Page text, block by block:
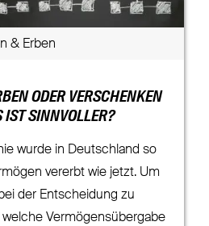
& Erben
ODER VERSCHENKEN
IST SINNVOLLER?
wurde in Deutschland so
vererbt wie jetzt. Um
der Entscheidung zu
welche Vermögensübergabe